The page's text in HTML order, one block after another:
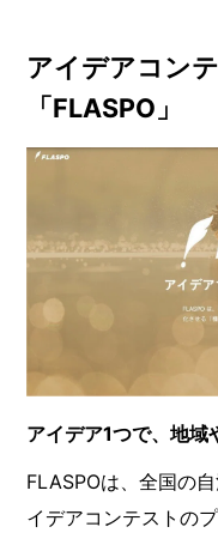
アイデアコン
「FLASPO」
アイデア1つで、地域
FLASPOは、全国の
イデアコンテストの